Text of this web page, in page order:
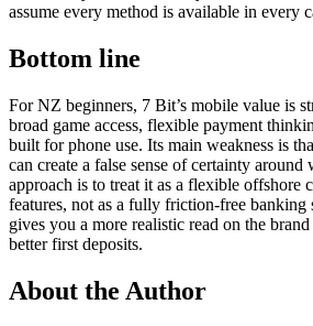
assume every method is available in every
Bottom line
For NZ beginners, 7 Bit’s mobile value is
broad game access, flexible payment
built for phone use. Its main weakness is
can create a false sense of certainty
approach is to treat it as a flexible offshore
features, not as a fully friction-free banking
gives you a more realistic read on the
better first deposits.
About the Author